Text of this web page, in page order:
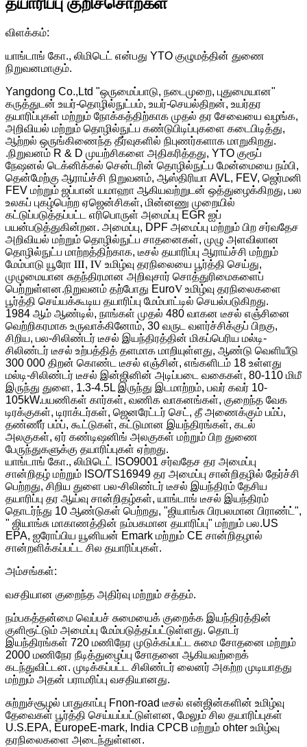
விளக்கம்:
யாங்டாங் கோ., லிமிடெட் என்பது YTO குழுமத்தின் துணை
நிறுவனமாகும்.
Yangdong Co.,Ltd "ஒருமைப்பாடு, நடைமுறை, புதுமையான"
கருத்துடன் உயர்-தொழில்நுட்பம், உயர்-செயல்திறன், உயர்தர
தயாரிப்புகள் மற்றும் நோக்கத்திற்காக முதல் தர சேவையை வழங்க,
அறிவியல் மற்றும் தொழில்நுட்ப கண்டுபிடிப்புகளை கடைபிடித்து,
ஆற்றல் ஒருங்கிணைந்த தீர்வுகளில் நிபுணர்களாக மாறுகிறது.
.நிறுவனம் R & D முயற்சிகளை அதிகரித்தது, YTO குரூப்
நேஷனல் டெக்னிக்கல் சென்டரின் தொழில்நுட்ப மேன்மையை நம்பி,
தென்மேற்கு ஆராய்ச்சி நிறுவனம், ஆஸ்திரியா AVL, FEV, ஜெர்மனி
FEV மற்றும் ஜப்பான் யமாஹா ஆகியவற்றுடன் ஒத்துழைக்கிறது, பல
உலகப் புகழ்பெற்ற ஏஜென்சிகள், மின்னணு முறையில்
கட்டுப்படுத்தப்பட்ட எரிபொருள் அமைப்பு EGR ஐப்
பயன்படுத்துகின்றன. அமைப்பு, DPF அமைப்பு மற்றும் பிற சர்வதேச
அறிவியல் மற்றும் தொழில்நுட்ப சாதனைகள், முழு அளவிலான
தொழில்நுட்ப மாற்றத்திற்காக, டீசல் தயாரிப்பு ஆராய்ச்சி மற்றும்
மேம்பாடு யூரோ Ⅲ, Ⅳ உமிழ்வு தரநிலையை பூர்த்தி செய்து,
முழுமையான சுதந்திரமான அறிவுசார் சொத்துரிமைகளைப்
பெற்றுள்ளன.நிறுவனம் தற்போது EuroⅤ உமிழ்வு தரநிலைகளை
பூர்த்தி செய்யக்கூடிய தயாரிப்பு மேம்பாட்டில் செயல்படுகிறது.
1984 ஆம் ஆண்டில், நாங்கள் முதல் 480 வாகன டீசல் எஞ்சினை
வெற்றிகரமாக உருவாக்கினோம், 30 வருட வளர்ச்சிக்குப் பிறகு,
சிறிய, பல-சிலிண்டர் டீசல் இயந்திரத்தின் மிகப்பெரிய மல்டி-
சிலிண்டர் டீசல் உற்பத்தித் தளமாக மாறியுள்ளது, ஆண்டு வெளியீடு
300 000 திறன் கொண்ட டீசல் எஞ்சின், எங்களிடம் 18 உள்ளது
மல்டி-சிலிண்டர் டீசல் இன்ஜினின் அடிப்படை வகைகள், 80-110 மிமீ
இருந்து துளை, 1.3-4.5L இருந்து இடமாற்றம், பவர் கவர் 10-
105kW.பயணிகள் கார்கள், வணிக வாகனங்கள், குறைந்த வேக
டிரக்குகள், டிராக்டர்கள், ஜெனரேட்டர் செட், தீ அணைக்கும் பம்ப்,
தண்ணீர் பம்ப், கூட்டுகள், கட்டுமான இயந்திரங்கள், கடல்
அலகுகள், ஏர் கண்டிஷனிங் அலகுகள் மற்றும் பிற துணை
பேருந்துகளுக்கு தயாரிப்புகள் ஏற்றது.
யாங்டாங் கோ., லிமிடெட் ISO9001 சர்வதேச தர அமைப்பு
சான்றிதழ் மற்றும் ISO/TS16949 தர அமைப்பு சான்றிதழில் தேர்ச்சி
பெற்றது, சிறிய துளை பல-சிலிண்டர் டீசல் இயந்திரம் தேசிய
தயாரிப்பு தர ஆய்வு சான்றிதழ்கள், யாங்டாங் டீசல் இயந்திரம்
தொடர்ந்து 10 ஆண்டுகள் பெற்றது, "ஜியாங்சு பிரபலமான பிராண்ட்",
" ஜியாங்சு மாகாணத்தின் நம்பகமான தயாரிப்பு" மற்றும் பல.US
EPA, ஐரோப்பிய யூனியன் Emark மற்றும் CE சான்றிதழால்
சான்றளிக்கப்பட்ட சில தயாரிப்புகள்.
அம்சங்கள்:
வசதியான குறைந்த அதிர்வு மற்றும் சத்தம்.
நம்பகத்தன்மை வெப்பச் சுமையைக் குறைக்க இயந்திரத்தின்
குளிரூட்டும் அமைப்பு மேம்படுத்தப்பட்டுள்ளது. தொடர்
இயந்திரங்கள் 720 மணிநேர முடுக்கப்பட்ட சுமை சோதனை மற்றும்
2000 மணிநேர நீடித்துழைப்பு சோதனை ஆகியவற்றைக்
கடந்துவிட்டன. முடிக்கப்பட்ட சிலிண்டர் லைனர் அகற்ற முடியாதது
மற்றும் அதன் பராமரிப்பு வசதியானது.
சுற்றுச்சூழல் பாதுகாப்பு Fnon-road டீசல் என்ஜின்களின் உமிழ்வு
தேவைகள் பூர்த்தி செய்யப்பட்டுள்ளன, மேலும் சில தயாரிப்புகள்
U.S.EPA, EuropeE-mark, India CPCB மற்றும் ohter உமிழ்வு
தரநிலைகளை அடைந்துள்ளன.